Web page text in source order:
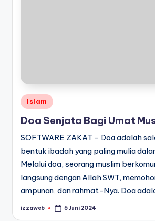
Posted
in
Islam
Doa Senjata Bagi Umat
SOFTWARE ZAKAT - Doa adalah
bentuk ibadah yang paling mulia
Melalui doa, seorang muslim
langsung dengan Allah SWT,
ampunan, dan rahmat-Nya. Doa
Posted
izzaweb 5 Juni 2024